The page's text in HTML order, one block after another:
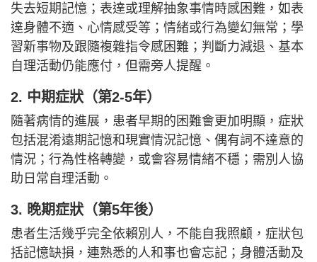
失去短期記憶；表達或理解抽象事情時感困難，如表
達身體不適、心情感受等；情緒或行為變幻無常；學
習新事物及跟隨複雜指令感困難；判斷力減退、基本
自理活動仍能應付，但需旁人提醒。
2. 中期症狀（第2-5年）
隨著病情的進展，患者早期的困難會更加明顯，症狀
包括混淆遠期記憶和現實情況記憶、偶有詞不達意的
情況；行為性格轉變，或會容易情緒不穩；需別人協
助日常自理活動。
3. 晚期症狀（第5年後）
患者生活幾乎完全依賴別人，不能自我照顧，症狀包
括記憶缺損，連熟悉的人和事也會忘記；身體活動及